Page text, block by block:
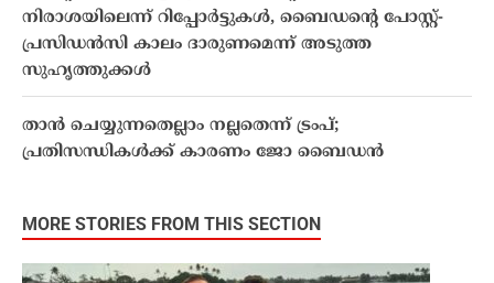
നിരാശയിലെന്ന് റിപ്പോർട്ടുകൾ, ബൈഡന്‍റെ പോസ്റ്റ്-
പ്രസിഡൻസി കാലം ദാരുണമെന്ന് അടുത്ത
സുഹൃത്തുക്കൾ
താൻ ചെയ്യുന്നതെല്ലാം നല്ലതെന്ന് ട്രംപ്;
പ്രതിസന്ധികൾക്ക് കാരണം ജോ ബൈഡൻ
MORE STORIES FROM THIS SECTION